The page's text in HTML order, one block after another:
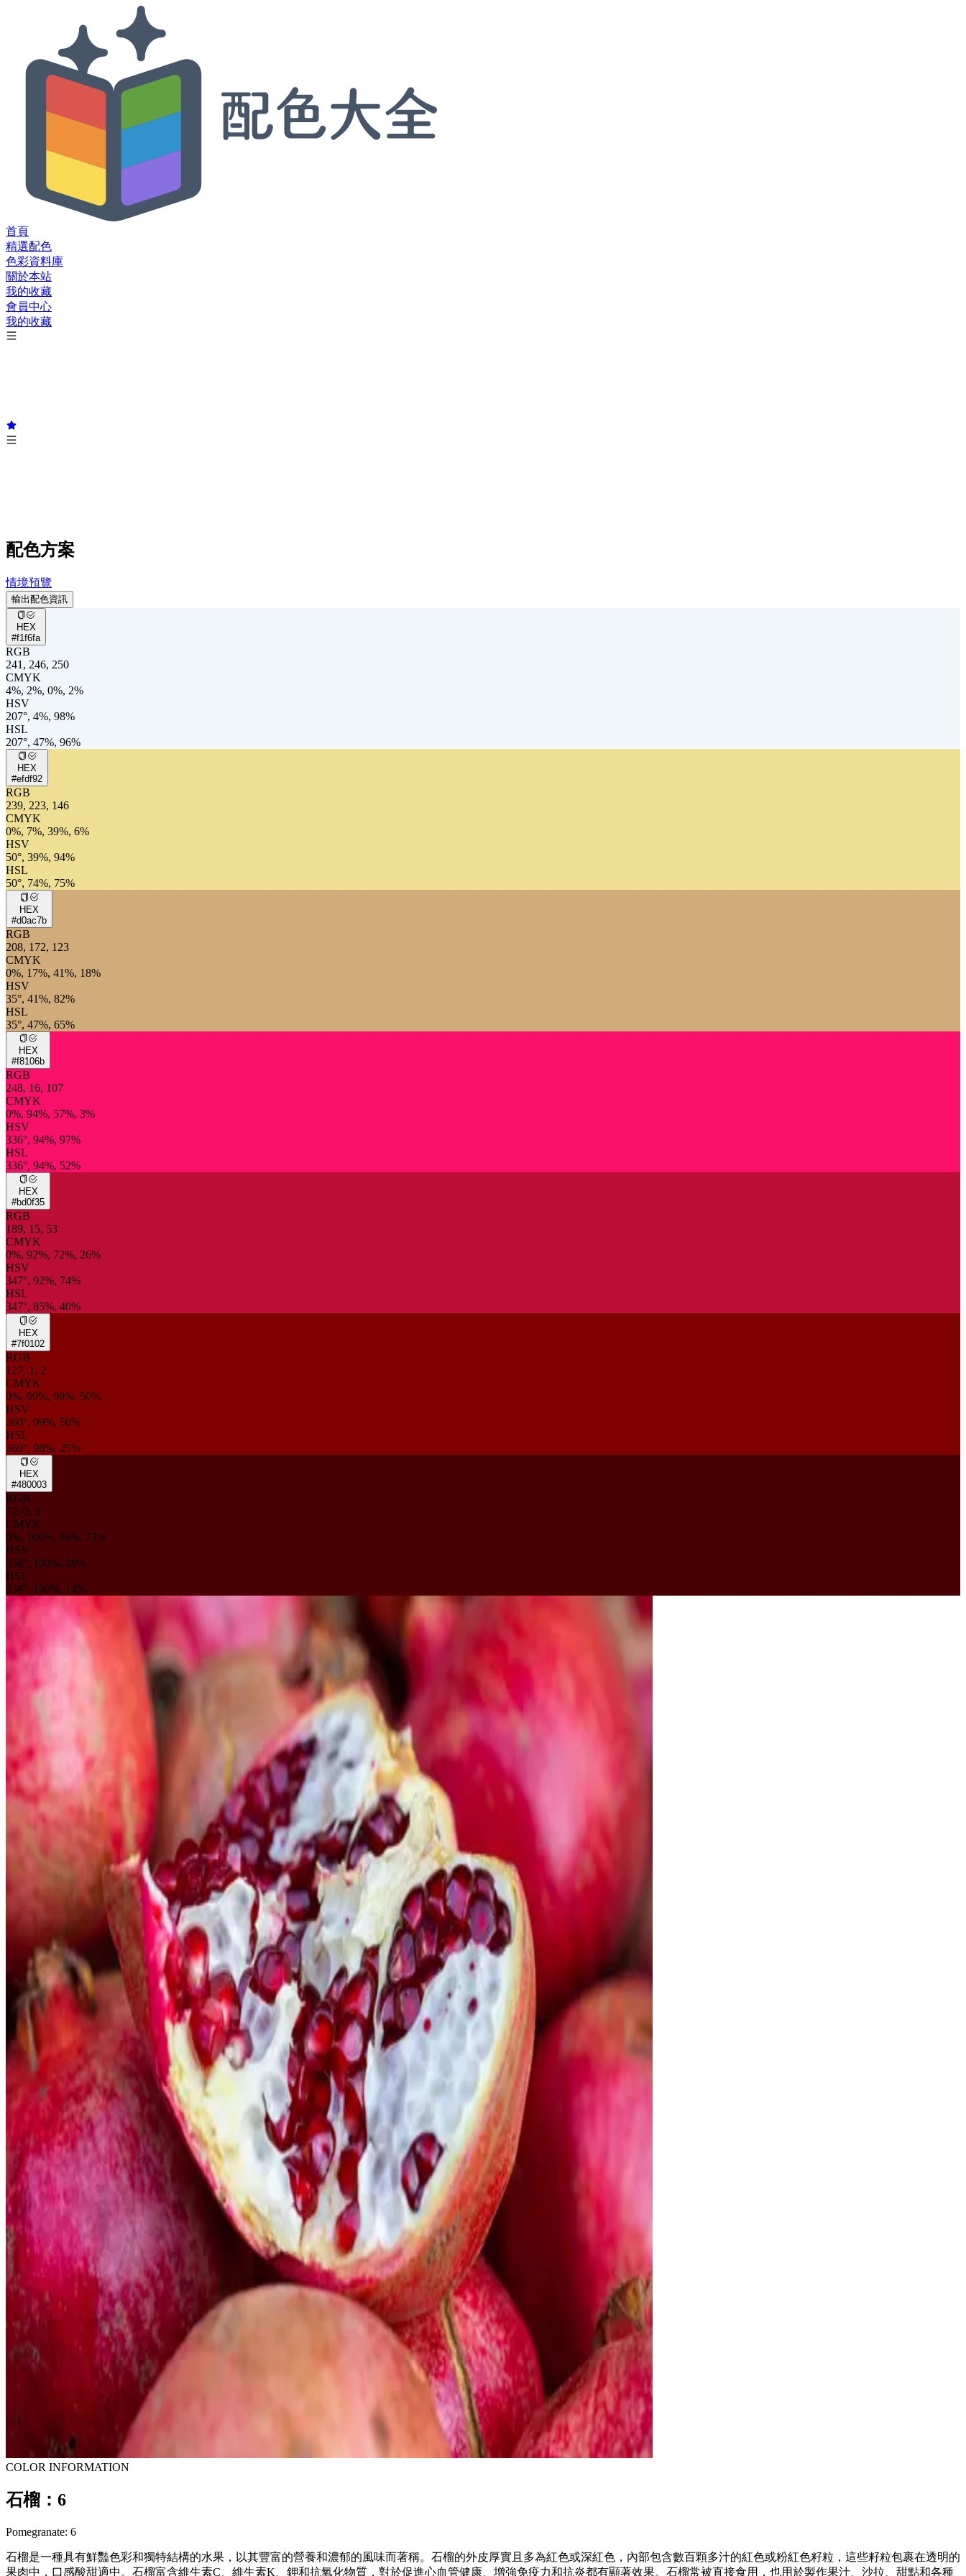
首頁
精選配色
色彩資料庫
關於本站
我的收藏
會員中心
我的收藏
配色方案
情境預覽
輸出配色資訊
HEX
#f1f6fa
RGB
241, 246, 250
CMYK
4%, 2%, 0%, 2%
HSV
207°, 4%, 98%
HSL
207°, 47%, 96%
HEX
#efdf92
RGB
239, 223, 146
CMYK
0%, 7%, 39%, 6%
HSV
50°, 39%, 94%
HSL
50°, 74%, 75%
HEX
#d0ac7b
RGB
208, 172, 123
CMYK
0%, 17%, 41%, 18%
HSV
35°, 41%, 82%
HSL
35°, 47%, 65%
HEX
#f8106b
RGB
248, 16, 107
CMYK
0%, 94%, 57%, 3%
HSV
336°, 94%, 97%
HSL
336°, 94%, 52%
HEX
#bd0f35
RGB
189, 15, 53
CMYK
0%, 92%, 72%, 26%
HSV
347°, 92%, 74%
HSL
347°, 85%, 40%
HEX
#7f0102
RGB
127, 1, 2
CMYK
0%, 99%, 98%, 50%
HSV
360°, 99%, 50%
HSL
360°, 98%, 25%
HEX
#480003
RGB
72, 0, 3
CMYK
0%, 100%, 96%, 72%
HSV
358°, 100%, 28%
HSL
358°, 100%, 14%
COLOR INFORMATION
石榴：6
Pomegranate: 6
石榴是一種具有鮮豔色彩和獨特結構的水果，以其豐富的營養和濃郁的風味而著稱。石榴的外皮厚實且多為紅色或深紅色，內部包含數百顆多汁的紅色或粉紅色籽粒，這些籽粒包裹在透明的
果肉中，口感酸甜適中。石榴富含維生素C、維生素K、鉀和抗氧化物質，對於促進心血管健康、增強免疫力和抗炎都有顯著效果。石榴常被直接食用，也用於製作果汁、沙拉、甜點和各種